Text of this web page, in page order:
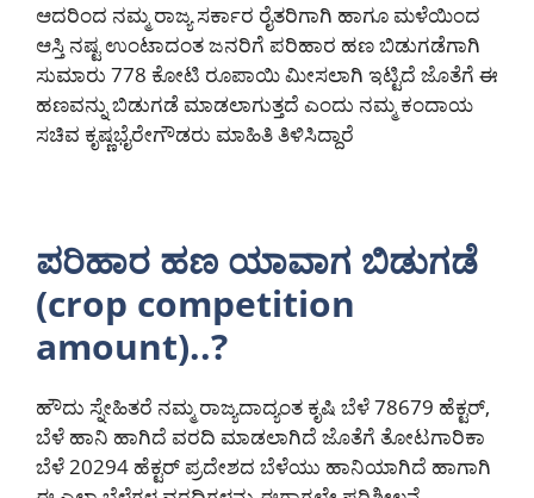
ಆದರಿಂದ ನಮ್ಮ ರಾಜ್ಯ ಸರ್ಕಾರ ರೈತರಿಗಾಗಿ ಹಾಗೂ ಮಳೆಯಿಂದ
ಆಸ್ತಿ ನಷ್ಟ ಉಂಟಾದಂತ ಜನರಿಗೆ ಪರಿಹಾರ ಹಣ ಬಿಡುಗಡೆಗಾಗಿ
ಸುಮಾರು 778 ಕೋಟಿ ರೂಪಾಯಿ ಮೀಸಲಾಗಿ ಇಟ್ಟಿದೆ ಜೊತೆಗೆ ಈ
ಹಣವನ್ನು ಬಿಡುಗಡೆ ಮಾಡಲಾಗುತ್ತದೆ ಎಂದು ನಮ್ಮ ಕಂದಾಯ
ಸಚಿವ ಕೃಷ್ಣಭೈರೇಗೌಡರು ಮಾಹಿತಿ ತಿಳಿಸಿದ್ದಾರೆ
ಪರಿಹಾರ ಹಣ ಯಾವಾಗ ಬಿಡುಗಡೆ
(crop competition
amount)..?
ಹೌದು ಸ್ನೇಹಿತರೆ ನಮ್ಮ ರಾಜ್ಯದಾದ್ಯಂತ ಕೃಷಿ ಬೆಳೆ 78679 ಹೆಕ್ಟರ್,
ಬೆಳೆ ಹಾನಿ ಹಾಗಿದೆ ವರದಿ ಮಾಡಲಾಗಿದೆ ಜೊತೆಗೆ ತೋಟಗಾರಿಕಾ
ಬೆಳೆ 20294 ಹೆಕ್ಟರ್ ಪ್ರದೇಶದ ಬೆಳೆಯು ಹಾನಿಯಾಗಿದೆ ಹಾಗಾಗಿ